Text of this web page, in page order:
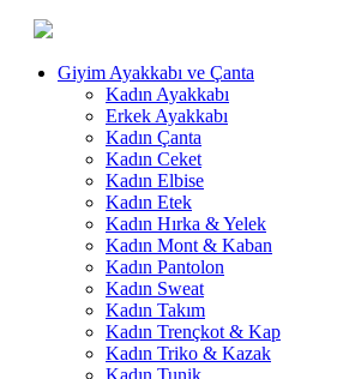
Giyim Ayakkabı ve Çanta
Kadın Ayakkabı
Erkek Ayakkabı
Kadın Çanta
Kadın Ceket
Kadın Elbise
Kadın Etek
Kadın Hırka & Yelek
Kadın Mont & Kaban
Kadın Pantolon
Kadın Sweat
Kadın Takım
Kadın Trençkot & Kap
Kadın Triko & Kazak
Kadın Tunik